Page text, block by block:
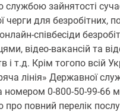
зайнятості
черги для безробітних,
співбесіди
відео-вакансій та
і т.д. Крім тогопо всій
лінія» Державної
номером 0-800-50-99-66
про повний перелік